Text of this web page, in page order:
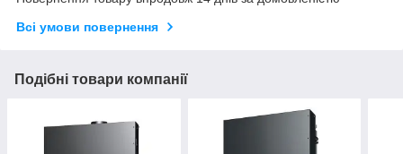
Всі умови повернення
Подібні товари компанії